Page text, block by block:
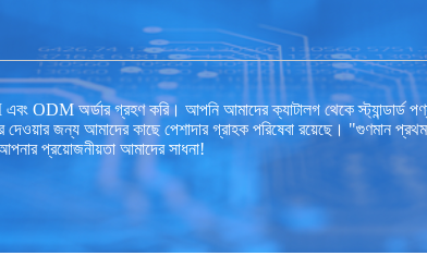
ODM অর্ডার গ্রহণ করি। আপনি আমাদের ক্যাটালগ থেকে স্ট্যান্ডার্ড
জন্য আমাদের কাছে পেশাদার গ্রাহক পরিষেবা রয়েছে। "গুণমান
প্রয়োজনীয়তা আমাদের সাধনা!